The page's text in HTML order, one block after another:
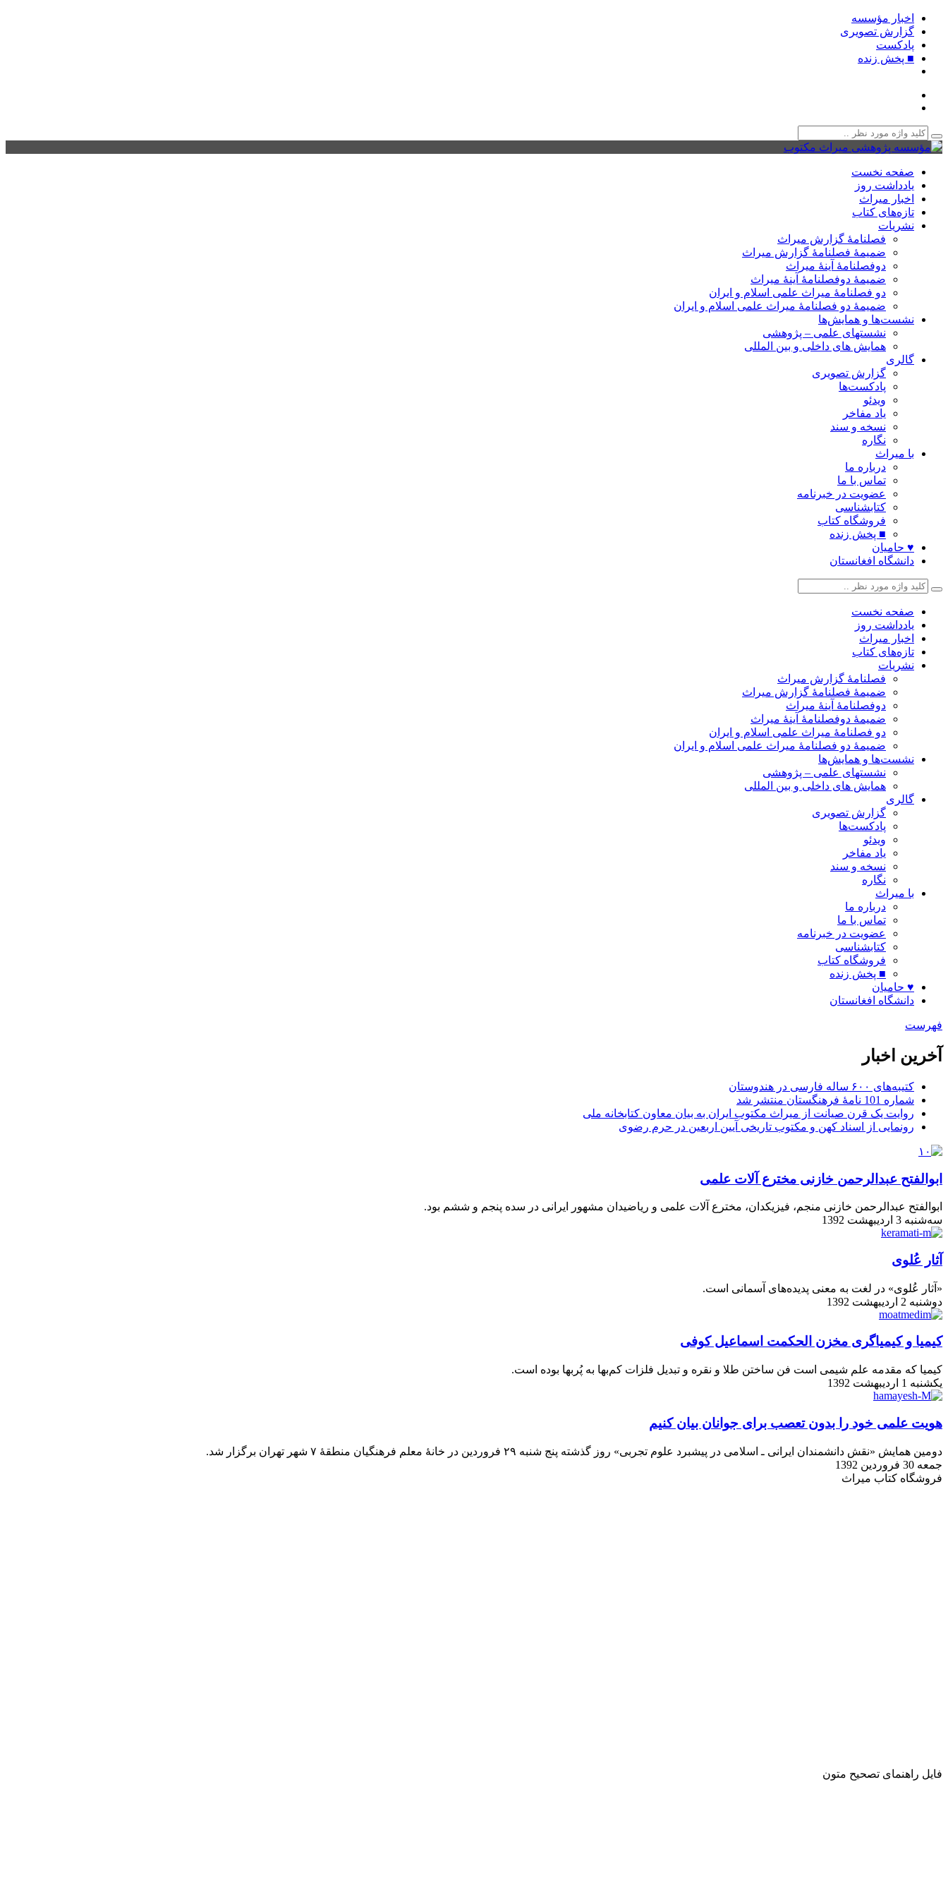
اخبار مؤسسه
گزارش تصویری
پادکست‌
■ پخش زنده
صفحه نخست
یادداشت روز
اخبار میراث
تازه‌های کتاب
نشریات
فصلنامۀ گزارش میراث
ضمیمۀ فصلنامۀ گزارش میراث
دوفصلنامۀ آینۀ میراث
ضمیمۀ دوفصلنامۀ آینۀ میراث
دو فصلنامۀ میراث علمی اسلام و ایران
ضمیمۀ دو فصلنامۀ میراث علمی اسلام و ایران
نشست‌ها و همایش‌ها
نشستهای علمی – پژوهشی
همایش های داخلی و بین المللی
گالری
گزارش تصویری
پادکست‌ها
ویدئو
یاد مفاخر
نسخه و سند
نگاره
با میراث
درباره ما
تماس با ما
عضویت در خبرنامه
کتابشناسی
فروشگاه کتاب
■ پخش زنده
♥ حامیان
دانشگاه افغانستان
صفحه نخست
یادداشت روز
اخبار میراث
تازه‌های کتاب
نشریات
فصلنامۀ گزارش میراث
ضمیمۀ فصلنامۀ گزارش میراث
دوفصلنامۀ آینۀ میراث
ضمیمۀ دوفصلنامۀ آینۀ میراث
دو فصلنامۀ میراث علمی اسلام و ایران
ضمیمۀ دو فصلنامۀ میراث علمی اسلام و ایران
نشست‌ها و همایش‌ها
نشستهای علمی – پژوهشی
همایش های داخلی و بین المللی
گالری
گزارش تصویری
پادکست‌ها
ویدئو
یاد مفاخر
نسخه و سند
نگاره
با میراث
درباره ما
تماس با ما
عضویت در خبرنامه
کتابشناسی
فروشگاه کتاب
■ پخش زنده
♥ حامیان
دانشگاه افغانستان
فهرست
آخرین اخبار
کتیبه‌های ۶۰۰ ساله فارسی در هندوستان
شماره 101 نامۀ فرهنگستان منتشر شد
روایت یک قرن صیانت از میراث مکتوب ایران به بیان معاون کتابخانه ملی
رونمایی از اسناد کهن و مکتوب تاریخی آیین اربعین در حرم رضوی
ابوالفتح عبدالرحمن خازنی مخترع آلات علمی
ابوالفتح عبدالرحمن خازنی منجم، فیزیکدان، مخترع آلات علمی و ریاضیدان مشهور ایرانی در سده پنجم و ششم بود.
سه‌شنبه 3 اردیبهشت 1392
آثار عُلوی
«آثار عُلوی» در لغت به معنی پدیده‌های آسمانی است.
دوشنبه 2 اردیبهشت 1392
کیمیا و کیمیاگری مخزن الحکمت اسماعیل کوفی
کیمیا که مقدمه علم شیمی است فن ساختن طلا و نقره و تبدیل فلزات کم‌بها به پُربها بوده است.
یکشنبه 1 اردیبهشت 1392
هویت علمی خود را بدون تعصب برای جوانان بیان کنیم
دومین همایش «نقش دانشمندان ایرانی ـ اسلامی در پیشبرد علوم تجربی» روز گذشته پنج شنبه ۲۹ فروردین در خانۀ معلم فرهنگیان منطقۀ ۷ شهر تهران برگزار شد.
جمعه 30 فروردین 1392
فروشگاه کتاب میراث
فایل راهنمای تصحیح متون